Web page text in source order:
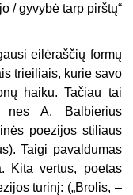
/ gyvybė tarp pirštų“
eilėraščių formų
trieiliais, kurie savo
haiku. Tačiau tai
nes A. Balbierius
poezijos stiliaus
Taigi pavaldumas
Kita vertus, poetas
turinį: („Brolis, –